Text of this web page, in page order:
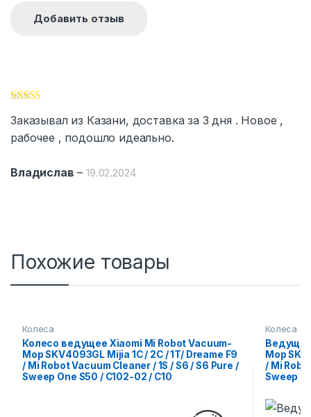
5
Заказывал из Казани, доставка за 3 дня . Новое ,
рабочее , подошло идеально.
Владислав –19.02.2024
Похожие товары
Колеса
Колесо ведущее Xiaomi Mi Robot Vacuum-
Mop SKV4093GL Mijia 1C / 2C / 1T/ Dreame F9
/ Mi Robot Vacuum Cleaner / 1S / S6 / S6 Pure /
Sweep One S50 / C102-02 / С10
Колеса
Mop
/ Mi
Sweep